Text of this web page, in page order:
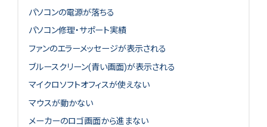
パソコンの電源が落ちる
パソコン修理・サポート実績
ファンのエラーメッセージが表示される
ブルースクリーン(青い画面)が表示される
マイクロソフトオフィスが使えない
マウスが動かない
メーカーのロゴ画面から進まない